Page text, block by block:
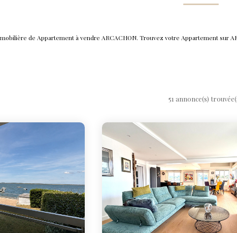
de Appartement à vendre ARCACHON. Trouvez votre Appartement sur
51 annonce(s)